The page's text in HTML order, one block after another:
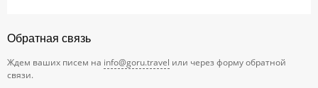
Обратная связь
Ждем ваших писем на info@goru.travel или через форму обратной
связи.